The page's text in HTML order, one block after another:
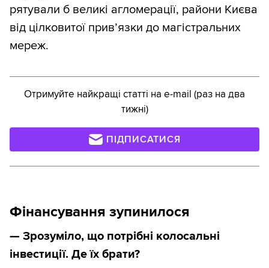
рятували б великі агломерації, райони Києва
від цілковитої прив’язки до магістральних
мереж.
Отримуйте найкращі статті на e-mail (раз на два
тижні)
ПІДПИСАТИСЯ
Фінансування зупинилося
— Зрозуміло, що потрібні колосальні
інвестиції. Де їх брати?